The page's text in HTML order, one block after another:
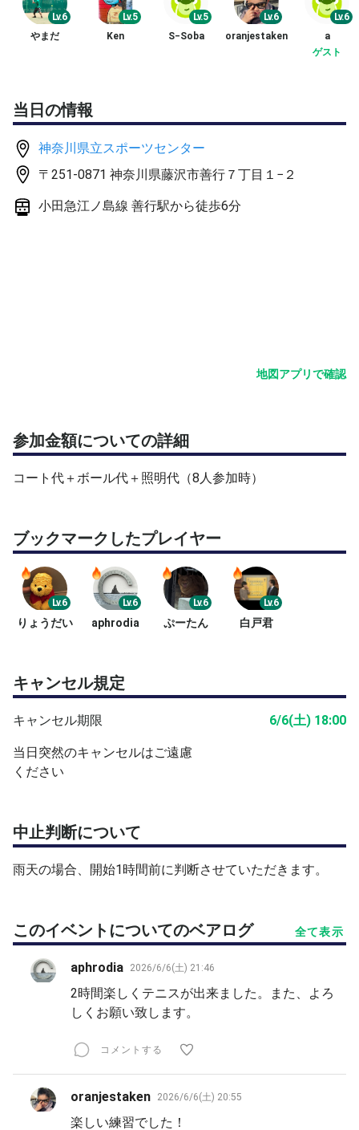
Lv.6
やまだ
Lv.5
Ken
Lv.5
S−Soba
Lv.6
oranjestaken
Lv.6
a
ゲスト
当日の情報
神奈川県立スポーツセンター
〒251-0871 神奈川県藤沢市善行７丁目１−２
小田急江ノ島線 善行駅から徒歩6分
地図アプリで確認
参加金額についての詳細
コート代＋ボール代＋照明代（8人参加時）
ブックマークしたプレイヤー
Lv.6
りょうだい
Lv.6
aphrodia
Lv.6
ぷーたん
Lv.6
白戸君
キャンセル規定
キャンセル期限 6/6(土) 18:00
当日突然のキャンセルはご遠慮
ください
中止判断について
雨天の場合、開始1時間前に判断させていただきます。
このイベントについてのベアログ 全て表示
aphrodia 2026/6/6(土) 21:46
2時間楽しくテニスが出来ました。また、よろ
しくお願い致します。
コメントする
oranjestaken 2026/6/6(土) 20:55
楽しい練習でした！